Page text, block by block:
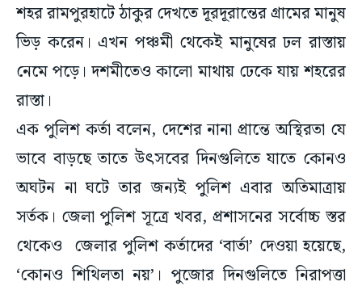
শহর রামপুরহাটে ঠাকুর দেখতে দূরদূরান্তের গ্রামের মানুষ
ভিড় করেন। এখন পঞ্চমী থেকেই মানুষের ঢল রাস্তায়
নেমে পড়ে। দশমীতেও কালো মাথায় ঢেকে যায় শহরের
রাস্তা।
এক পুলিশ কর্তা বলেন, দেশের নানা প্রান্তে অস্থিরতা যে
ভাবে বাড়ছে তাতে উৎসবের দিনগুলিতে যাতে কোনও
অঘটন না ঘটে তার জন্যই পুলিশ এবার অতিমাত্রায়
সর্তক। জেলা পুলিশ সূত্রে খবর, প্রশাসনের সর্বোচ্চ স্তর
থেকেও জেলার পুলিশ কর্তাদের ‘বার্তা’ দেওয়া হয়েছে,
‘কোনও শিথিলতা নয়’। পুজোর দিনগুলিতে নিরাপত্তা